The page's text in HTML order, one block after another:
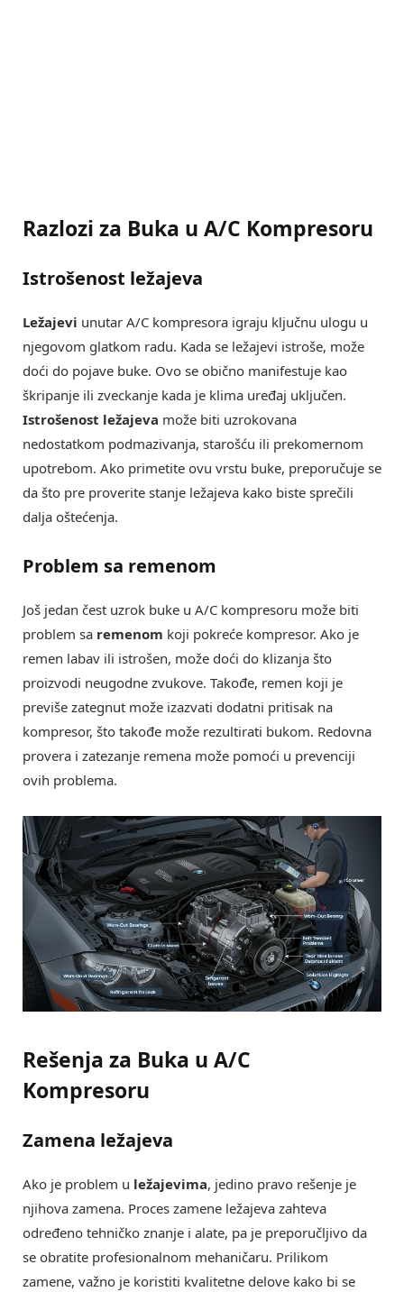
Razlozi za Buka u A/C Kompresoru
Istrošenost ležajeva
Ležajevi unutar A/C kompresora igraju ključnu ulogu u
njegovom glatkom radu. Kada se ležajevi istroše, može
doći do pojave buke. Ovo se obično manifestuje kao
škripanje ili zveckanje kada je klima uređaj uključen.
Istrošenost ležajeva može biti uzrokovana
nedostatkom podmazivanja, starošću ili prekomernom
upotrebom. Ako primetite ovu vrstu buke, preporučuje se
da što pre proverite stanje ležajeva kako biste sprečili
dalja oštećenja.
Problem sa remenom
Još jedan čest uzrok buke u A/C kompresoru može biti
problem sa remenom koji pokreće kompresor. Ako je
remen labav ili istrošen, može doći do klizanja što
proizvodi neugodne zvukove. Takođe, remen koji je
previše zategnut može izazvati dodatni pritisak na
kompresor, što takođe može rezultirati bukom. Redovna
provera i zatezanje remena može pomoći u prevenciji
ovih problema.
Rešenja za Buka u A/C
Kompresoru
Zamena ležajeva
Ako je problem u ležajevima, jedino pravo rešenje je
njihova zamena. Proces zamene ležajeva zahteva
određeno tehničko znanje i alate, pa je preporučljivo da
se obratite profesionalnom mehaničaru. Prilikom
zamene, važno je koristiti kvalitetne delove kako bi se